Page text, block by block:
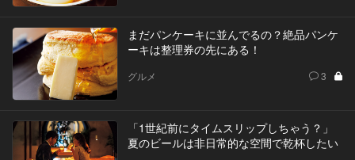
まだパンケーキに並んでるの？絶品パンケ
ーキは整理券の先にある！
グルメ 3
「1世紀前にタイムスリップしちゃう？」
夏のビールは非日常的な空間で乾杯したい